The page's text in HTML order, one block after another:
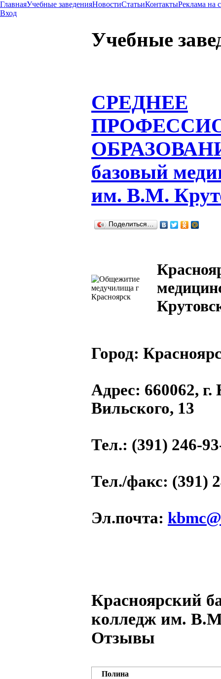
ГлавнаяУчебные заведенияНовостиСтатьиКонтактыРеклама на
Вход
Учебные
СРЕДНЕЕ
базовый
им. В.М.
Поделиться…
Город:
Адрес: 660062, г.
Вильского, 13
Тел.: (391) 246-
Тел./факс: (391)
Эл.почта:
Красноярский
колледж им.
Отзывы
Полина